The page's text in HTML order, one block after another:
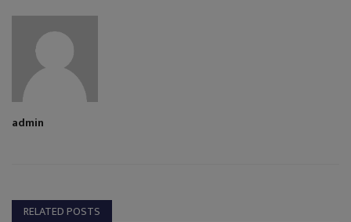
admin
RELATED POSTS